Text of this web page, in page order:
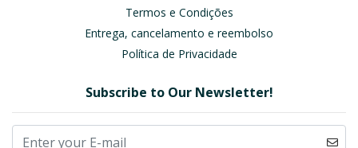
Termos e Condições
Entrega, cancelamento e reembolso
Política de Privacidade
Subscribe to Our Newsletter!